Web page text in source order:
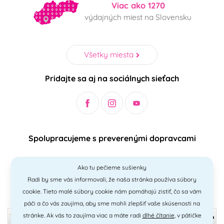
Viac ako 1270
výdajných miest na Slovensku
Všetky miesta
Pridajte sa aj na sociálnych sieťach
Spolupracujeme s preverenými dopravcami
Bezpečný a jednoduchý spôsob platieb
Ako tu pečieme sušienky
Radi by sme vás informovali, že naša stránka používa súbory
cookie. Tieto malé súbory cookie nám pomáhajú zistiť, čo sa vám
páči a čo vás zaujíma, aby sme mohli zlepšiť vaše skúsenosti na
stránke. Ak vás to zaujíma viac a máte radi dlhé čítanie, v pätičke